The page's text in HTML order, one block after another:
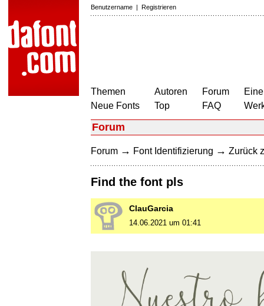
Benutzername | Registrieren
Themen
Neue Fonts
Autoren
Top
Forum
FAQ
Forum
Forum → Font Identifizierung → Zurück
Find the font pls
ClauGarcia
14.06.2021 um 01:41